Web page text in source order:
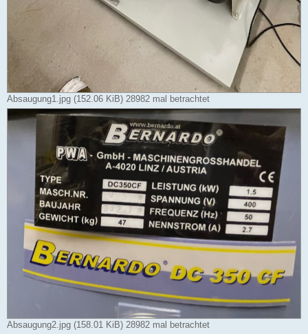
Absaugung1.jpg (152.06 KiB) 28982 mal betrachtet
Absaugung2.jpg (158.01 KiB) 28982 mal betrachtet